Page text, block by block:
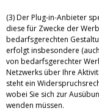
(3) Der Plug-in-Anbieter
diese für Zwecke der
bedarfsgerechten
erfolgt insbesondere
von bedarfsgerechter
Netzwerks über Ihre
steht ein
wobei Sie sich zur
wenden müssen.